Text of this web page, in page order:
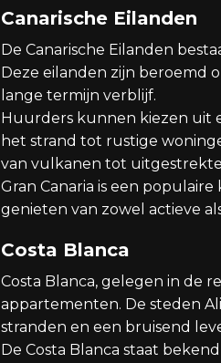
Canarische Eilanden
De Canarische Eilanden
Deze eilanden zijn beroemd
lange termijn verblijf.
Huurders kunnen kiezen uit
het strand tot rustige
van vulkanen tot
Gran Canaria is een
genieten van zowel actieve
Costa Blanca
Costa Blanca, gelegen in de
appartementen. De steden
stranden en een bruisend
De Costa Blanca staat